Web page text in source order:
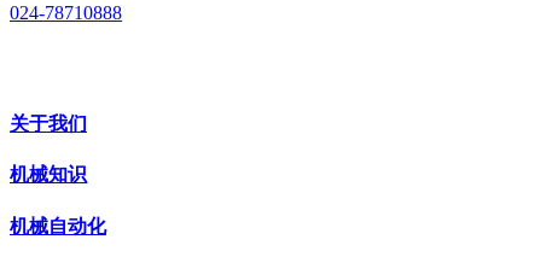
024-78710888
关于我们
机械知识
机械自动化